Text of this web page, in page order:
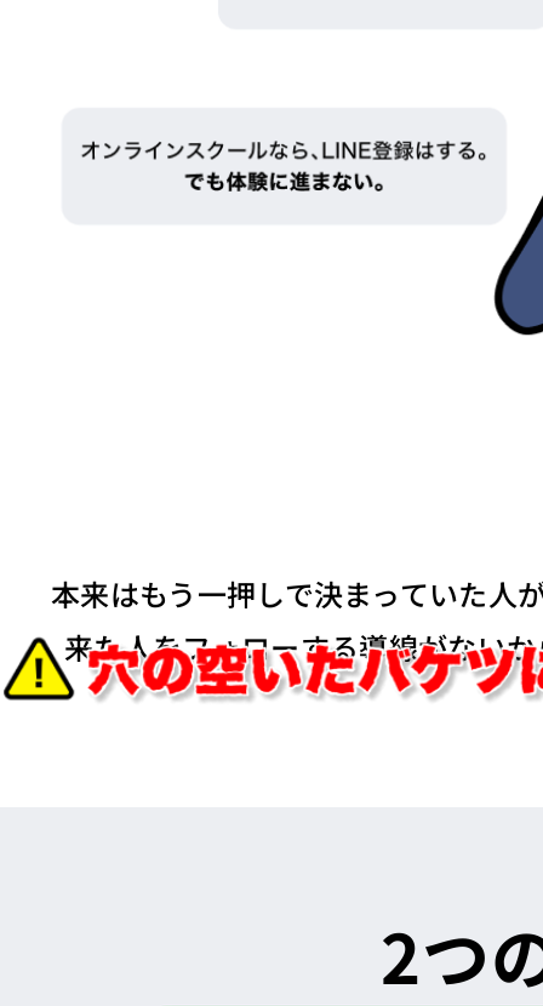
本来はもう一押しで決まっていた人
来た人をフォローする導線がないか
2つ